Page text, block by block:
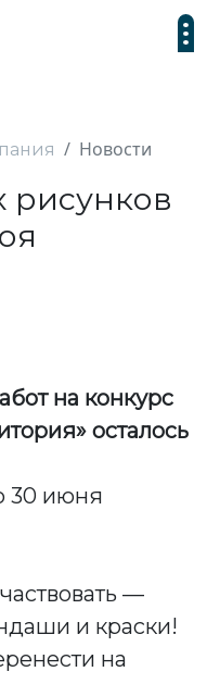
Новости
рисунков
на конкурс
осталось
30 июня
—
и краски!
на